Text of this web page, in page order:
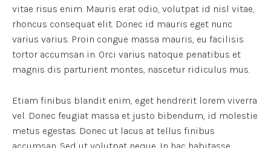
vitae risus enim. Mauris erat odio, volutpat id nisl vitae,
rhoncus consequat elit. Donec id mauris eget nunc
varius varius. Proin congue massa mauris, eu facilisis
tortor accumsan in. Orci varius natoque penatibus et
magnis dis parturient montes, nascetur ridiculus mus.
Etiam finibus blandit enim, eget hendrerit lorem viverra
vel. Donec feugiat massa et justo bibendum, id molestie
metus egestas. Donec ut lacus at tellus finibus